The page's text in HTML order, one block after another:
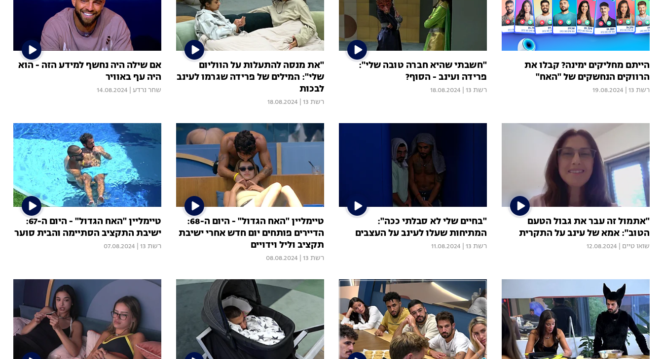
הייתם מחליקים ימינה? קבלו את
הרווקים הנחשקים של "האח"
רשת 13 19.08.2024
"חשבתי שהיא חברה טובה שלי":
פרידה ועינב - הסוף?
רשת 13 18.08.2024
"את מנסה להתעלות על הווליום
שלי": המילים של פרידה שגרמו לעינב
לבכות
רשת 13 18.08.2024
אם שילה היה נחשף למידע הזה - הוא
היה עף באוויר
שחר נרדע 14.08.2024
"אתמול זה עבר את גבול הטעם
הטוב": אמא של עינב על התקרית
שואו טיים 12.08.2024
"בחיים שלי לא סבלתי ככה":
המתיחות שעלו לעינב על העצבים
רשת 13 11.08.2024
טיימליין "האח הגדול" - היום ה-68:
הדיירים פותחים יום חדש אחרי ישיבת
תקציב וליל וידויים
רשת 13 08.08.2024
טיימליין "האח הגדול" - היום ה-67:
ישיבת התקציב הסתיימה והבית סוער
רשת 13 07.08.2024